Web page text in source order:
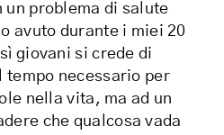
un problema di salute
avuto durante i miei 20
giovani si crede di
necessario per
nella vita, ma ad un
che qualcosa vada